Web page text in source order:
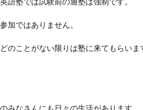
加ではありません。
のことがない限りは塾に来てもらいま
みなさんにも日々の生活があります。